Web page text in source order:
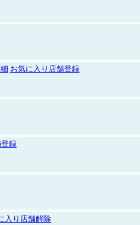
お気に入り店舗登録
録
入り店舗解除